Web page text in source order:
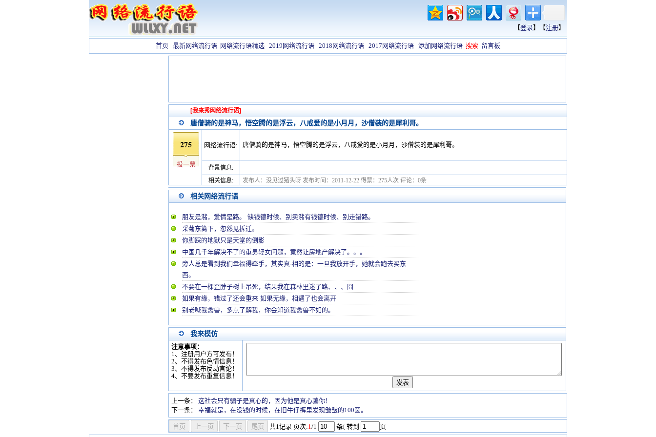
【登录】【注册】
首页 最新网络流行语 网络流行语精选 2019网络流行语 2018网络流行语 2017网络流行语 添加网络流行语 搜索 留言板
[我来秀网络流行语]
唐僧骑的是神马，悟空腾的是浮云，八戒爱的是小月月，沙僧装的是犀利哥。
275
投一票
网络流行语: 唐僧骑的是神马，悟空腾的是浮云，八戒爱的是小月月，沙僧装的是犀利哥。
背景信息:
相关信息:
发布人：没见过猪头呀 发布时间：2011-12-22 得票：275人次 评论：0条
相关网络流行语
朋友是潴，爱情是路。 缺钱德时候、别卖潴有钱德时候、别走错路。
采菊东篱下，忽然见拆迁。
你脚踩的地狱只是天堂的倒影
中国几千年解决不了的重男轻女问题，竟然让房地产解决了。。。
旁人总是看到我们幸福得牵手，其实真-相的是：一旦我放开手，她就会跑去买东
西。
不要在一棵歪脖子树上吊死，结果我在森林里迷了路、、、囧
如果有缘，错过了还会重来 如果无缘，相遇了也会离开
别老喊我禽兽，多点了解我，你会知道我禽兽不如的。
我来模仿
注意事项：
1、注册用户方可发布！
2、不得发布色情信息！
3、不得发布反动言论！
4、不要发布重复信息！
上一条：
这社会只有骗子是真心的，因为他是真心骗你！
下一条：
幸福就是，在没钱的时候，在旧牛仔裤里发现皱皱的100圆。
共1记录 页次:1/1 条
/页 转到 页